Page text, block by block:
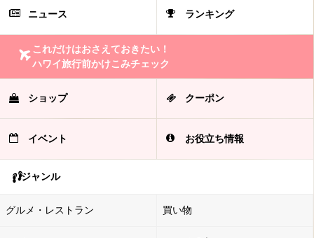
ニュース ランキング
これだけはおさえておきたい！
ハワイ旅行前かけこみチェック
ショップ クーポン
イベント お役立ち情報
ジャンル
グルメ・レストラン 買い物